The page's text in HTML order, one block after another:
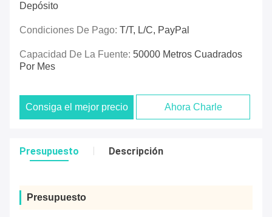
Depósito
Condiciones De Pago: T/T, L/C, PayPal
Capacidad De La Fuente: 50000 Metros Cuadrados
Por Mes
Consiga el mejor precio Ahora Charle
Presupuesto Descripción
Presupuesto